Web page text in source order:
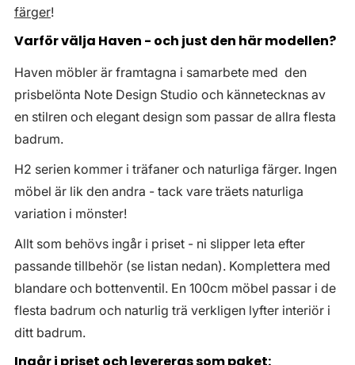
färger!
Varför välja Haven - och just den här modellen?
Haven möbler är framtagna i samarbete med den
prisbelönta Note Design Studio och kännetecknas av
en stilren och elegant design som passar de allra flesta
badrum.
H2 serien kommer i träfaner och naturliga färger. Ingen
möbel är lik den andra - tack vare träets naturliga
variation i mönster!
Allt som behövs ingår i priset - ni slipper leta efter
passande tillbehör (se listan nedan). Komplettera med
blandare och bottenventil. En 100cm möbel passar i de
flesta badrum och naturlig trä verkligen lyfter interiör i
ditt badrum.